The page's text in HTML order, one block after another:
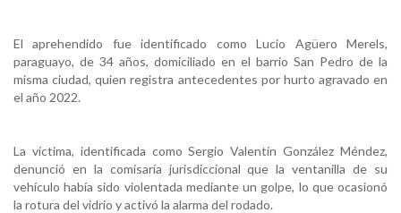
El aprehendido fue identificado como Lucio Agüero Merels,
paraguayo, de 34 años, domiciliado en el barrio San Pedro de la
misma ciudad, quien registra antecedentes por hurto agravado en
el año 2022.
La víctima, identificada como Sergio Valentín González Méndez,
denunció en la comisaría jurisdiccional que la ventanilla de su
vehículo había sido violentada mediante un golpe, lo que ocasionó
la rotura del vidrio y activó la alarma del rodado.